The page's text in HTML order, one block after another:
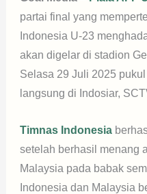
partai final yang
Indonesia U-23
akan digelar di stadion
Selasa 29 Juli 2025
langsung di Indosiar,
Timnas Indonesia
setelah berhasil menang
Malaysia pada babak
Indonesia dan Malaysia